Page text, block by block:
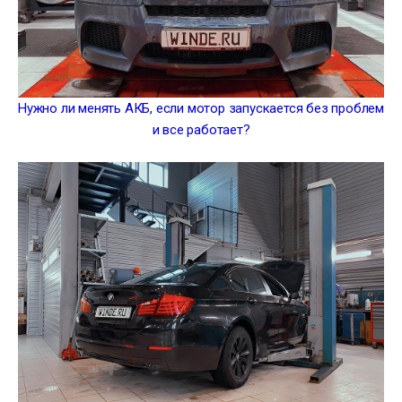
Нужно ли менять АКБ, если мотор запускается без проблем
и все работает?